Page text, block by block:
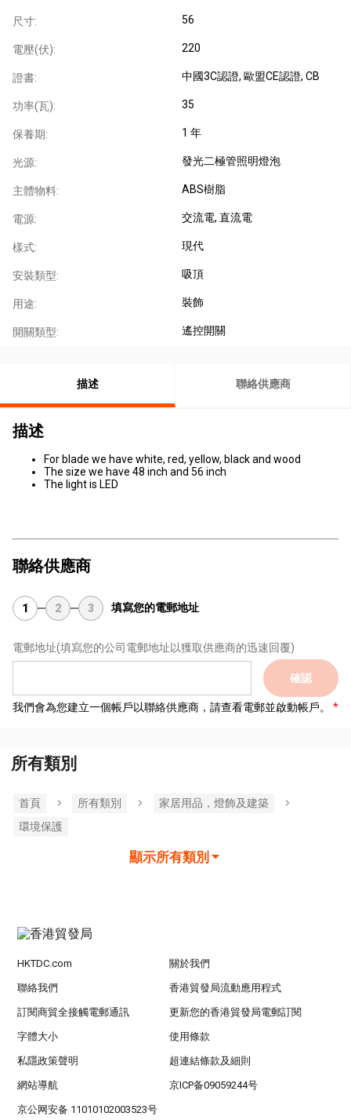
尺寸: 56
電壓(伏): 220
證書: 中國3C認證, 歐盟CE認證, CB
功率(瓦): 35
保養期: 1 年
光源: 發光二極管照明燈泡
主體物料: ABS樹脂
電源: 交流電, 直流電
樣式: 現代
安裝類型: 吸頂
用途: 裝飾
開關類型: 遙控開關
描述 聯絡供應商
描述
For blade we have white, red, yellow, black and wood
The size we have 48 inch and 56 inch
The light is LED
聯絡供應商
1 2 3 填寫您的電郵地址
電郵地址(填寫您的公司電郵地址以獲取供應商的迅速回覆)
確認
我們會為您建立一個帳戶以聯絡供應商，請查看電郵並啟動帳戶。
所有類別
首頁 所有類別
家居用品，燈飾及建築
環境保護
顯示所有類別
HKTDC.com 關於我們
聯絡我們 香港貿發局流動應用程式
訂閱商貿全接觸電郵通訊 更新您的香港貿發局電郵訂閱
字體大小 使用條款
私隱政策聲明 超連結條款及細則
網站導航 京ICP备09059244号
京公网安备 11010102003523号